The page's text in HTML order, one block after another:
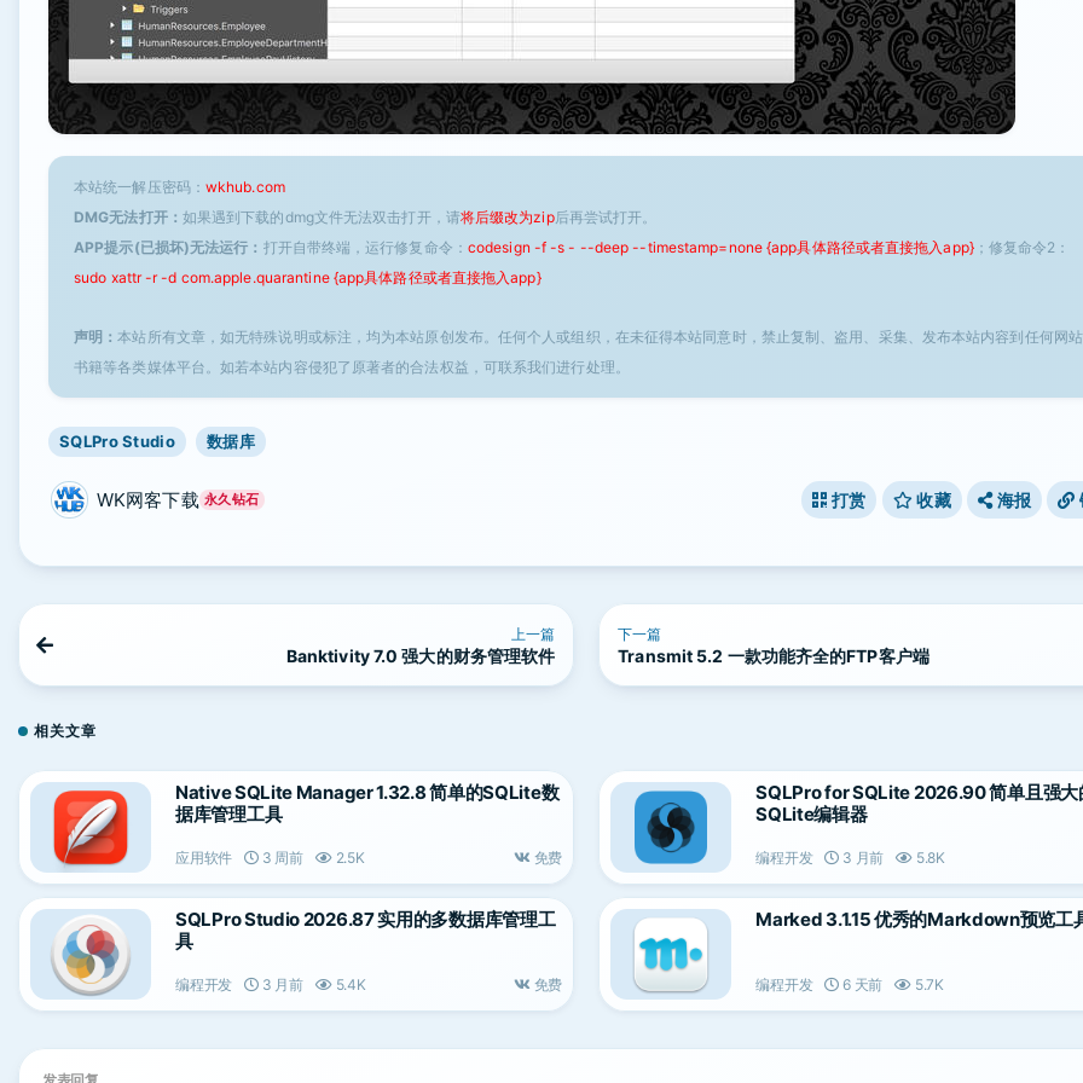
本站统一解压密码： wkhub.com
DMG无法打开： 如果遇到下载的dmg文件无法双击打开，请将后缀改为zip后再尝试打开。
APP提示(已损坏)无法运行： 打开自带终端，运行修复命令： codesign -f -s - --deep --timestamp=none {app具体路径或者直接拖入app}；修复命令2：
sudo xattr -r -d com.apple.quarantine {app具体路径或者直接拖入app}
声明：本站所有文章，如无特殊说明或标注，均为本站原创发布。任何个人或组织，在未征得本站同意时，禁止复制、盗用、采集、发布本站内容到任何网
书籍等各类媒体平台。如若本站内容侵犯了原著者的合法权益，可联系我们进行处理。
SQLPro Studio 数据库
WK网客下载 永久钻石 打赏 收藏 海报
上一篇
Banktivity 7.0 强大的财务管理软件
下一篇
Transmit 5.2 一款功能齐全的FTP客户端
相关文章
Native SQLite Manager 1.32.8 简单的SQLite数
据库管理工具
应用软件 3 周前 2.5K 免费
SQLPro for SQLite 2026.90 简单且强大
SQLite编辑器
编程开发 3 月前 5.8K
SQLPro Studio 2026.87 实用的多数据库管理工
具
编程开发 3 月前 5.4K 免费
Marked 3.1.15 优秀的Markdown预览工
编程开发 6 天前 5.7K